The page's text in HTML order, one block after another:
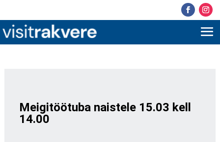
Meigitöötuba naistele 15.03 kell
14.00